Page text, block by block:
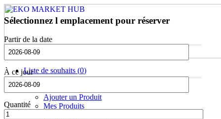
Liste de souhaits (0)
Mon Eko Market
Ajouter un Produit
Mes Produits
Sélectionnez l emplacement pour réserver
Partir de la date
À ce jour
Quantité